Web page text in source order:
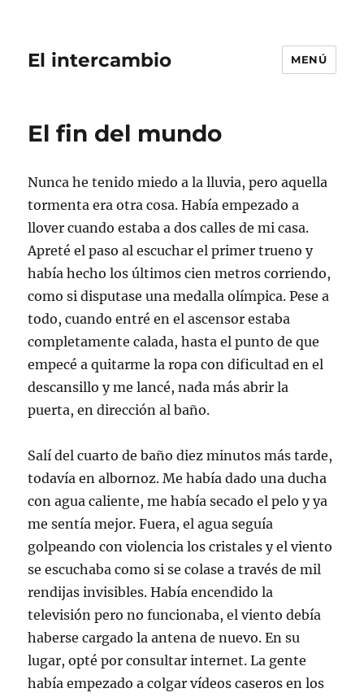
El intercambio MENÚ
El fin del mundo
Nunca he tenido miedo a la lluvia, pero aquella
tormenta era otra cosa. Había empezado a
llover cuando estaba a dos calles de mi casa.
Apreté el paso al escuchar el primer trueno y
había hecho los últimos cien metros corriendo,
como si disputase una medalla olímpica. Pese a
todo, cuando entré en el ascensor estaba
completamente calada, hasta el punto de que
empecé a quitarme la ropa con dificultad en el
descansillo y me lancé, nada más abrir la
puerta, en dirección al baño.
Salí del cuarto de baño diez minutos más tarde,
todavía en albornoz. Me había dado una ducha
con agua caliente, me había secado el pelo y ya
me sentía mejor. Fuera, el agua seguía
golpeando con violencia los cristales y el viento
se escuchaba como si se colase a través de mil
rendijas invisibles. Había encendido la
televisión pero no funcionaba, el viento debía
haberse cargado la antena de nuevo. En su
lugar, opté por consultar internet. La gente
había empezado a colgar vídeos caseros en los